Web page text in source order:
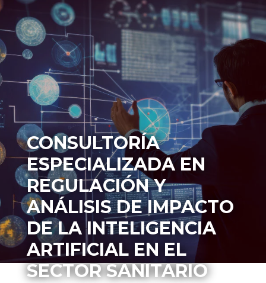
CONSULTORÍA
ESPECIALIZADA EN
REGULACIÓN Y
ANÁLISIS DE IMPACTO
DE LA INTELIGENCIA
ARTIFICIAL EN EL
SECTOR SANITARIO